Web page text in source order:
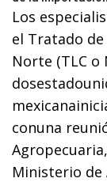
Los
el Tratado
Norte (TLC o
conuna
Ministerio